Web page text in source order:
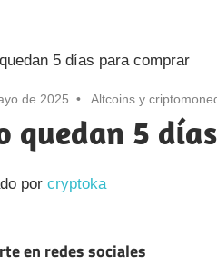
de 2025 Altcoins y
quedan 5
por cryptoka
en redes sociales